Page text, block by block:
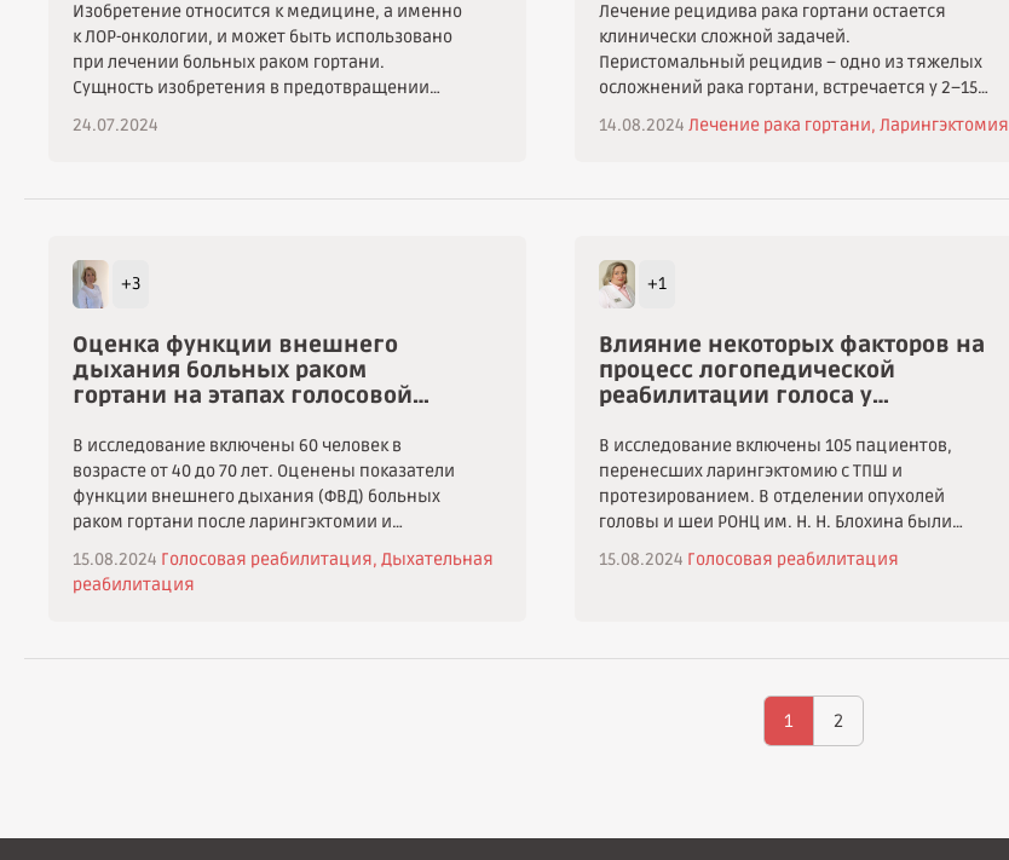
Изобретение относится к медицине, а именно
к ЛОР-онкологии, и может быть использовано
при лечении больных раком гортани.
Сущность изобретения в предотвращении
голосового протеза вводят стент, на котором
рассекают нижний констриктор по передней
глотки до уровня голосового протеза, глотку
ушивают. В качестве стента в дефект глотки
вводить можно, например, палец хирурга.
позволит достигнуть свободного
голосообразования за счет рассечения мышц
нижнего сжимателя глотки, предупредить
возникновение глоточных свищей. 1 з.п. ф-лы,
24.07.2024
Лечение рецидива рака гортани остается
клинически сложной задачей.
Перистомальный рецидив – одно из тяжелых
осложнений рака гортани, встречается у 2–15
неблагоприятный прогноз: 2-летняя
2 лет после оперативного вмешательства. На
его развитие влияют такие главные факторы,
отделе гортани, размер первичной опухоли,
наличие регионарных метастазов,
наложенная до ларингэктомии трахеостома,
трахею. Это необходимо учитывать при
назначении адъювантной терапии и выборе
лечения у первичных пациентов с учетом
патогенетических механизмов развития
14.08.2024 Лечение рака гортани, Ларингэктомия
+3
Оценка функции внешнего
дыхания больных раком
гортани на этапах голосовой
В исследование включены 60 человек в
возрасте от 40 до 70 лет. Оценены показатели
функции внешнего дыхания (ФВД) больных
раком гортани после ларингэктомии и
органосохраняющих операций на этапах
восстановления голосовой функции в
сравнении со здоровыми лицами.
15.08.2024 Голосовая реабилитация, Дыхательная
реабилитация
+1
Влияние некоторых факторов на
процесс логопедической
реабилитации голоса у
протезами после ларингэктомии
с трахеопищеводным
шунтированием
В исследование включены 105 пациентов,
перенесших ларингэктомию с ТПШ и
протезированием. В отделении опухолей
головы и шеи РОНЦ им. Н. Н. Блохина были
обследованы 76 (72 %) человек, в других
клиниках г. Москвы – 29 (28 %).
15.08.2024 Голосовая реабилитация
1 2